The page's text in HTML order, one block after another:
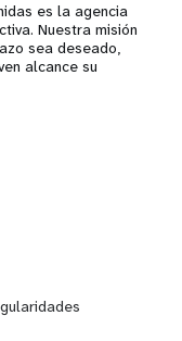
es la agencia
Nuestra misión
sea deseado,
alcance su